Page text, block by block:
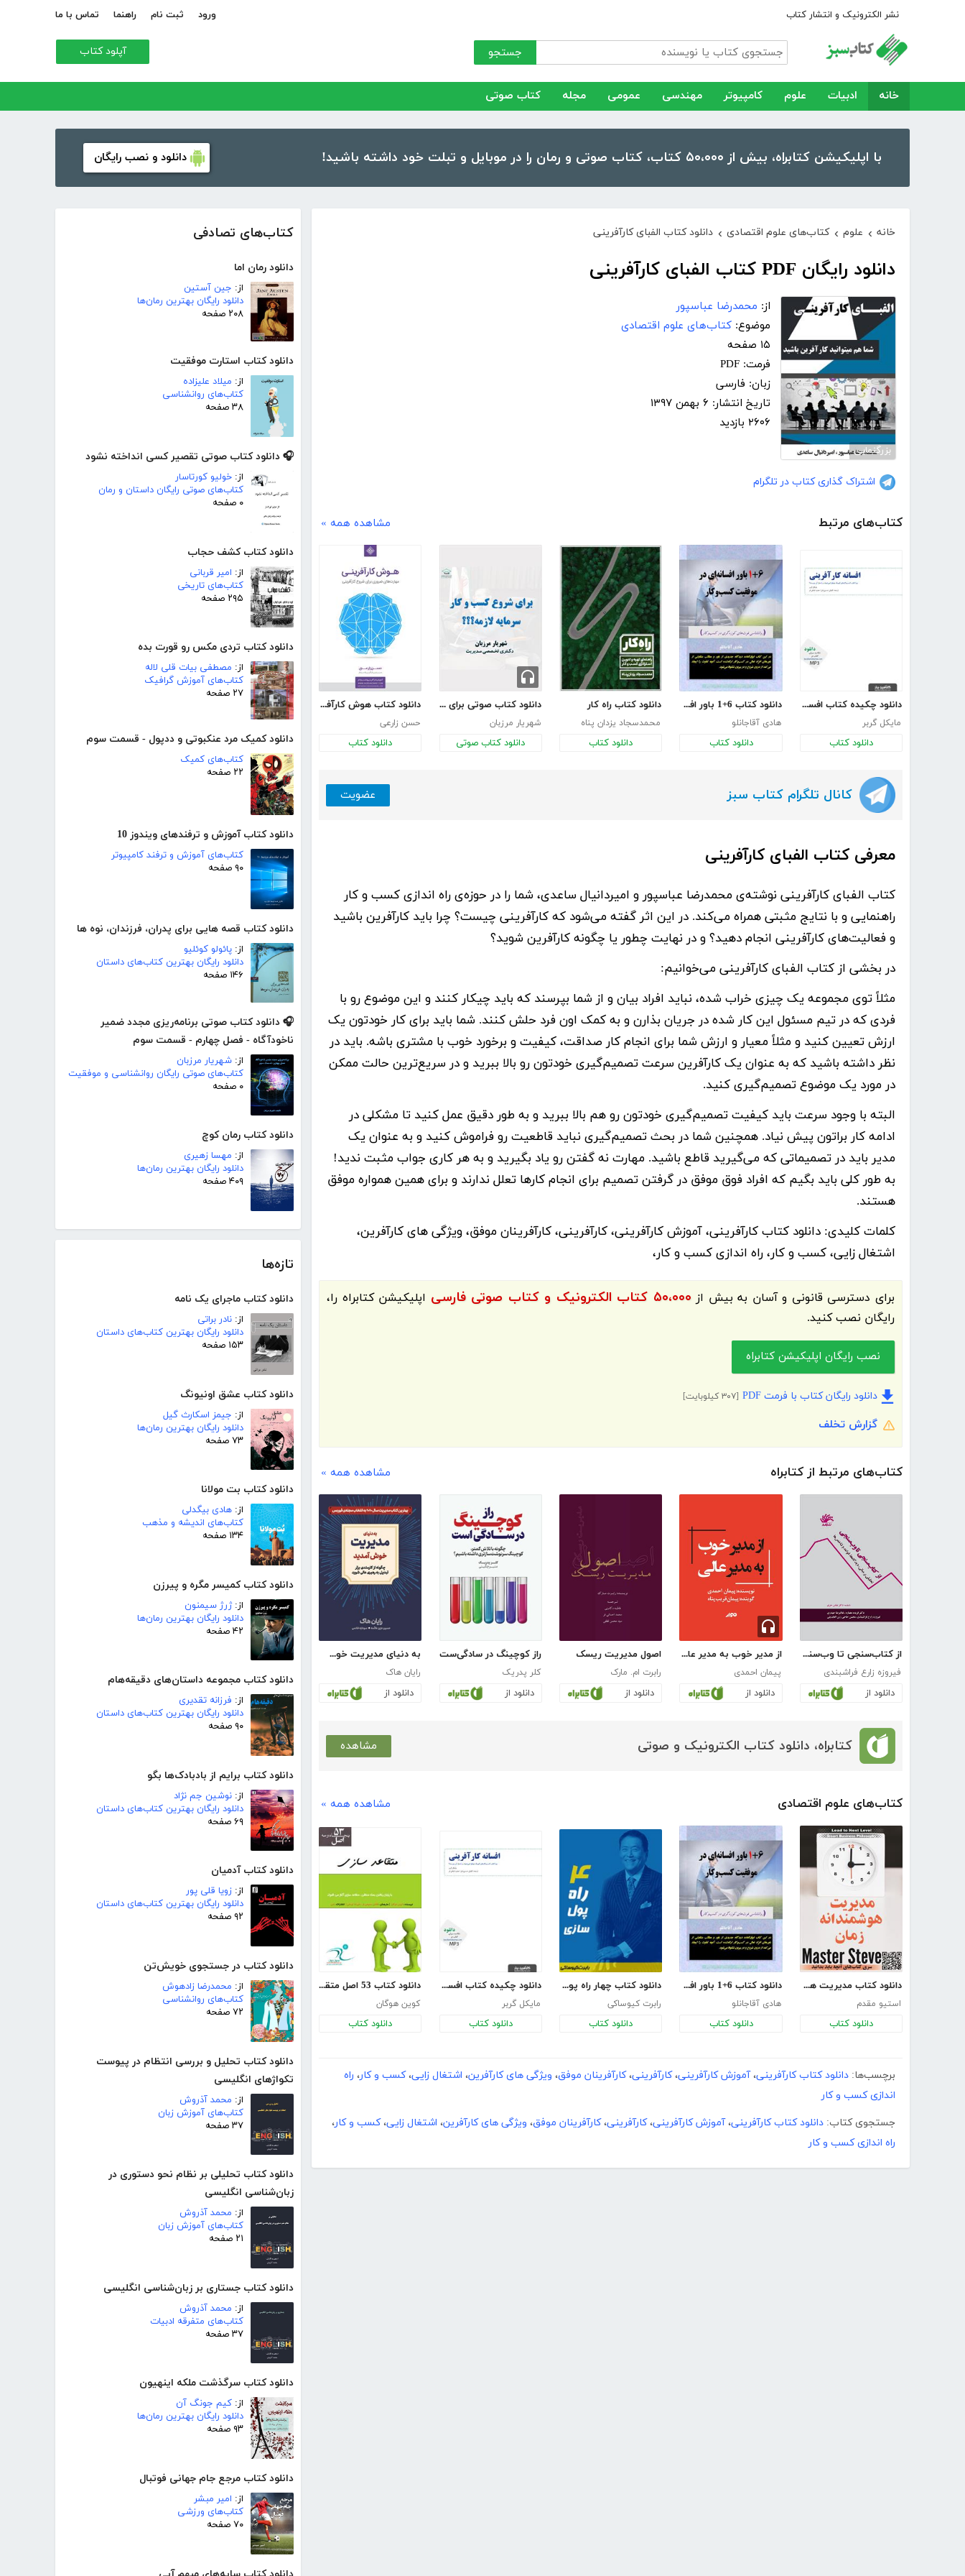
نشر الکترونیک و انتشار کتاب ورود ثبت نام راهنما تماس با ما
جستجو آپلود کتاب
خانه ادبیات علوم کامپیوتر مهندسی عمومی مجله کتاب صوتی
با اپلیکیشن کتابراه، بیش از ۵۰،۰۰۰ کتاب، کتاب صوتی و رمان را در موبایل و تبلت خود داشته باشید! دانلود و نصب رایگان
کتاب‌های تصادفی
دانلود رمان اما
از: جین آستین
دانلود رایگان بهترین رمان‌ها
۲۰۸ صفحه
دانلود کتاب استارت موفقیت
از: میلاد علیزاده
کتاب‌های روانشناسی
۳۸ صفحه
🎧 دانلود کتاب صوتی تقصیر کسی انداخته نشود
از: خولیو کورتاسار
کتاب‌های صوتی رایگان داستان و رمان
۰ صفحه
دانلود کتاب کشف حجاب
از: امیر قربانی
کتاب‌های تاریخی
۲۹۵ صفحه
دانلود کتاب تردی مکس رو قورت بده
از: مصطفی بیات قلی لاله
کتاب‌های آموزش گرافیک
۲۷ صفحه
دانلود کمیک مرد عنکبوتی و ددپول - قسمت سوم
کتاب‌های کمیک
۲۲ صفحه
دانلود کتاب آموزش و ترفندهای ویندوز 10
کتاب‌های آموزش و ترفند کامپیوتر
۹۰ صفحه
دانلود کتاب قصه هایی برای پدران، فرزندان، نوه ها
از: پائولو کوئلیو
دانلود رایگان بهترین کتاب‌های داستان
۱۴۶ صفحه
🎧 دانلود کتاب صوتی برنامه‌ریزی مجدد ضمیر
ناخودآگاه - فصل چهارم - قسمت سوم
از: شهریار مرزبان
کتاب‌های صوتی رایگان روانشناسی و موفقیت
۰ صفحه
دانلود کتاب رمان کوچ
از: مهسا زهیری
دانلود رایگان بهترین رمان‌ها
۴۰۹ صفحه
تازه‌ها
دانلود کتاب ماجرای یک نامه
از: نادر براتی
دانلود رایگان بهترین کتاب‌های داستان
۱۵۳ صفحه
دانلود کتاب عشق اونیونگ
از: جیمز اسکارث گیل
دانلود رایگان بهترین رمان‌ها
۷۳ صفحه
دانلود کتاب بت مولانا
از: هادی بیگدلی
کتاب‌های اندیشه و مذهب
۱۳۴ صفحه
دانلود کتاب کمیسر مگره و پیرزن
از:ژرژ سیمنون
دانلود رایگان بهترین رمان‌ها
۴۲ صفحه
دانلود کتاب مجموعه داستان‌های دقیقه‌هام
از: فرزانه تقدیری
دانلود رایگان بهترین کتاب‌های داستان
۹۰ صفحه
دانلود کتاب برایم از بادبادک‌ها بگو
از: نوشین جم نژاد
دانلود رایگان بهترین کتاب‌های داستان
۶۹ صفحه
دانلود کتاب آدمیان
از: زویا قلی پور
دانلود رایگان بهترین کتاب‌های داستان
۹۲ صفحه
دانلود کتاب در جستجوی خویش‌تن
از: محمدرضا زادهوش
کتاب‌های روانشناسی
۷۲ صفحه
دانلود کتاب تحلیل و بررسی انتظام در پیوست
تکواژهای انگلیسی
از: محمد آذروش
کتاب‌های آموزش زبان
۳۷ صفحه
دانلود کتاب تحلیلی بر نظام نحو دستوری در
زبان‌شناسی انگلیسی
از: محمد آذروش
کتاب‌های آموزش زبان
۲۱ صفحه
دانلود کتاب جستاری بر زبان‌شناسی انگلیسی
از: محمد آذروش
کتاب‌های متفرقه ادبیات
۳۷ صفحه
دانلود کتاب سرگذشت ملکه اینهیون
از: کیم جونگ آن
دانلود رایگان بهترین رمان‌ها
۹۳ صفحه
دانلود کتاب مرجع جام جهانی فوتبال
از: امیر مبشر
کتاب‌های ورزشی
۷۰ صفحه
خانه › علوم › کتاب‌های علوم اقتصادی › دانلود کتاب الفبای کارآفرینی
دانلود رایگان PDF کتاب الفبای کارآفرینی
بزرگنمایی
از: محمدرضا عباسپور
موضوع: کتاب‌های علوم اقتصادی
۱۵ صفحه
فرمت: PDF
زبان: فارسی
تاریخ انتشار: ۶ بهمن ۱۳۹۷
۲۶۰۶ بازدید
اشتراک گذاری کتاب در تلگرام
کتاب‌های مرتبط مشاهده همه »
دانلود چکیده کتاب افسانه کارآفرینی
مایکل گربر
دانلود کتاب
دانلود کتاب 6+1 باور افسانه‌ای در موفقیت کسب‌وکار
هادی آقاجانلو
دانلود کتاب
دانلود کتاب راه کار
محمدسجاد یزدان پناه
دانلود کتاب
دانلود کتاب صوتی برای شروع کسب و کار سرمایه لازمه؟
شهریار مرزبان
دانلود کتاب صوتی
دانلود کتاب هوش کارآفرینی
حسن زارعی
دانلود کتاب
کانال تلگرام کتاب سبز عضویت
معرفی کتاب الفبای کارآفرینی
کتاب الفبای کارآفرینی نوشته‌ی محمدرضا عباسپور و امیردانیال ساعدی، شما را در حوزه‌ی راه اندازی کسب و کار
راهنمایی و با نتایج مثبتی همراه می‌کند. در این اثر گفته می‌شود که کارآفرینی چیست؟ چرا باید کارآفرین باشید
و فعالیت‌های کارآفرینی انجام دهید؟ و در نهایت چطور یا چگونه کارآفرین شوید؟
در بخشی از کتاب الفبای کارآفرینی می‌خوانیم:
مثلاً توی مجموعه یک چیزی خراب شده، نباید افراد بیان و از شما بپرسند که باید چیکار کنند و این موضوع رو با
فردی که در تیم مسئول این کار شده در جریان بذارن و به کمک اون فرد حلش کنند. شما باید برای کار خودتون یک
ارزش تعیین کنید و مثلاً معیار و ارزش شما برای انجام کار صداقت، کیفیت و برخورد خوب با مشتری باشه. باید در
نظر داشته باشید که به عنوان یک کارآفرین سرعت تصمیم‌گیری خودتون رو بالا ببرید و در سریع‌ترین حالت ممکن
در مورد یک موضوع تصمیم‌گیری کنید.
البته با وجود سرعت باید کیفیت تصمیم‌گیری خودتون رو هم بالا ببرید و به طور دقیق عمل کنید تا مشکلی در
ادامه کار براتون پیش نیاد. همچنین شما در بحث تصمیم‌گیری نباید قاطعیت رو فراموش کنید و به عنوان یک
مدیر باید در تصمیماتی که می‌گیرید قاطع باشید. مهارت نه گفتن رو یاد بگیرید و به هر کاری جواب مثبت ندید!
به طور کلی باید بگیم که افراد فوق موفق در گرفتن تصمیم برای انجام کارها تعلل ندارند و برای همین همواره موفق
هستند.
کلمات کلیدی: دانلود کتاب کارآفرینی، آموزش کارآفرینی، کارآفرینی، کارآفرینان موفق، ویژگی های کارآفرین،
اشتغال زایی، کسب و کار، راه اندازی کسب و کار،
برای دسترسی قانونی و آسان به بیش از ۵۰،۰۰۰ کتاب الکترونیک و کتاب صوتی فارسی اپلیکیشنکتابراه را،
رایگان نصب کنید.
نصب رایگان اپلیکیشن کتابراه
دانلود رایگان کتاب با فرمت PDF [۳۰۷ کیلوبایت]
گزارش تخلف
کتاب‌های مرتبط از کتابراه مشاهده همه »
از کتاب‌سنجی تا وب‌سنجی: تحلیلی بر مبانی، دیدگاه‌ها، قواعد و شاخص‌ها
فیروزه زارع فراشبندی
دانلود از
از مدیر خوب به مدیر عالی
پیمان احمدی
دانلود از
اصول مدیریت ریسک
رابرت ام. مارک
دانلود از
راز کوچینگ در سادگی‌ست
کلر پدریک
دانلود از
به دنیای مدیریت خوش آمدید
رایان هاک
دانلود از
کتابراه، دانلود کتاب الکترونیک و صوتی مشاهده
کتاب‌های علوم اقتصادی مشاهده همه »
دانلود کتاب مدیریت هوشمندانه زمان
استیو مقدم
دانلود کتاب
دانلود کتاب 6+1 باور افسانه‌ای در موفقیت کسب‌وکار
هادی آقاجانلو
دانلود کتاب
دانلود کتاب چهار راه پول سازی
رابرت کیوساکی
دانلود کتاب
دانلود چکیده کتاب افسانه کارآفرینی
مایکل گربر
دانلود کتاب
دانلود کتاب 53 اصل متقاعد سازی
کوین هوگان
دانلود کتاب
برچسب‌ها: دانلود کتاب کارآفرینی،آموزش کارآفرینی،کارآفرینی،کارآفرینان موفق، ویژگی های کارآفرین، اشتغال زایی،کسب و کار، راه
اندازی کسب و کار
جستجوی کتاب: دانلود کتاب کارآفرینی،آموزش کارآفرینی،کارآفرینی،کارآفرینان موفق، ویژگی های کارآفرین، اشتغال زایی،کسب و کار،
راه اندازی کسب و کار